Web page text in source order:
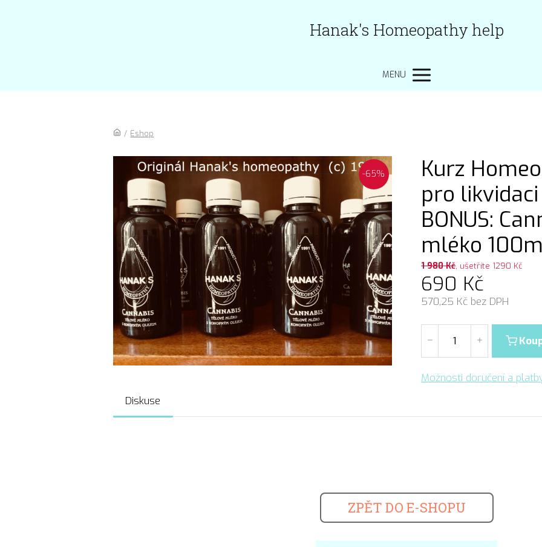
Hanak's Homeopathy help
MENU
/ Eshop
-65%
Kurz
pro
BONUS:
mléko
1 980Kč, ušetříte 1290 Kč
690 Kč
570,25 Kč bez DPH
Možnosti doručení a
Diskuse
ZPĚT DO E-SHOPU